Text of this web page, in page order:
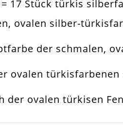
= 17 Stück türkis
ovalen silber-
der schmalen,
ovalen
der ovalen türkisen